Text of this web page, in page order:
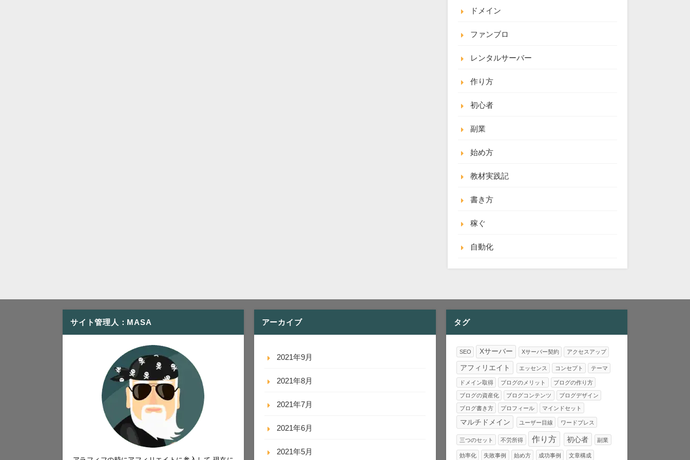
ドメイン
ファンブロ
レンタルサーバー
作り方
初心者
副業
始め方
教材実践記
書き方
稼ぐ
自動化
サイト管理人：MASA アーカイブ
2021年9月
2021年8月
2021年7月
2021年6月
2021年5月
タグ
SEO Xサーバー Xサーバー契約 アクセスアップ
アフィリエイト エッセンス コンセプト テーマ
ドメイン取得 ブログのメリット ブログの作り方
ブログの資産化 ブログコンテンツ ブログデザイン
ブログ書き方 プロフィール マインドセット
マルチドメイン ユーザー目線 ワードプレス
三つのセット 不労所得 作り方 初心者 副業
効率化 失敗事例 始め方 成功事例 文章構成